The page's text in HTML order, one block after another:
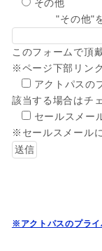
その他
"その他"を選
このフォームで頂
※ページ下部リン
アクトパスの
該当する場合はチ
セールスメー
※セールスメール
※アクトパスのプライ